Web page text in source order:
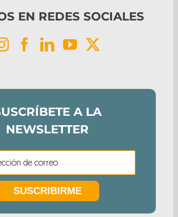
EN REDES SOCIALES
A LA
NEWSLETTER